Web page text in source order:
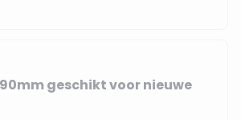
geschikt voor nieuwe